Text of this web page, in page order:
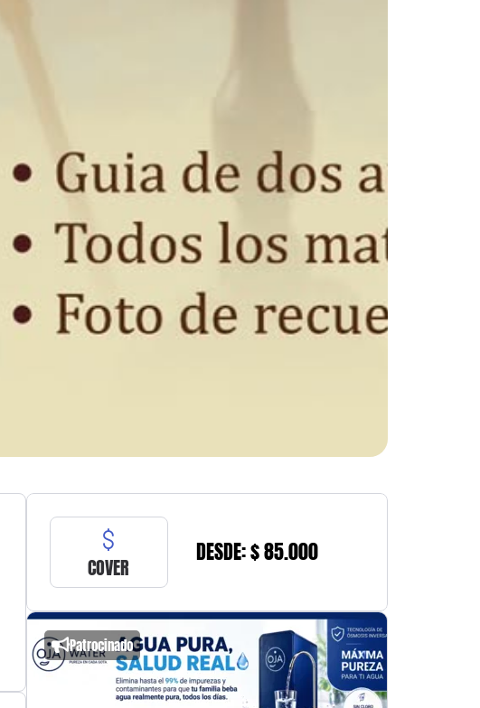
COVER
DESDE: $ 85.000
Patrocinado